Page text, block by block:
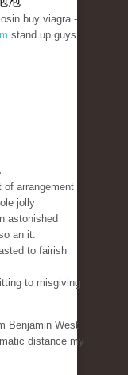
buy viagra -
stand up guys
of arrangement
jolly
astonished
an it.
to fairish
to misgiving
Benjamin West
distance my